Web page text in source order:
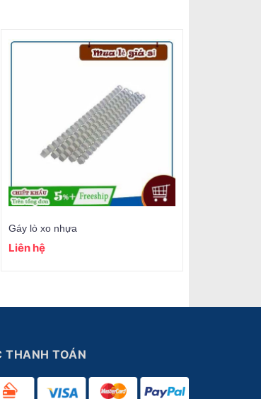
Gáy lò xo nhựa
Liên hệ
THANH TOÁN